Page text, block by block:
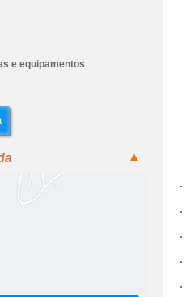
e equipamentos